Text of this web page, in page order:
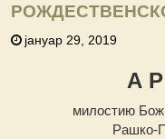
јануар 29, 2019
А
милостию
Рашко-